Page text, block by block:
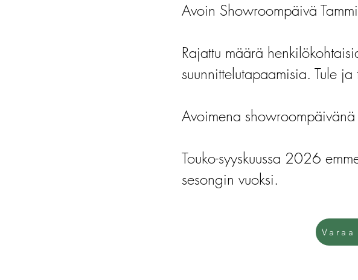
Avoin Showroompäivä
Rajattu määrä
suunnittelutapaamisia. Tule
Avoimena
Touko-syyskuussa 2026
sesongin vuoksi.